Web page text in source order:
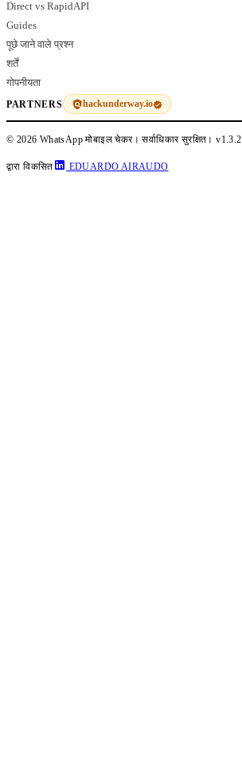
Direct vs RapidAPI
Guides
पूछे जाने वाले प्रश्न
शर्तें
गोपनीयता
PARTNERS hackunderway.io
© 2026 WhatsApp मोबाइल चेकर। सर्वाधिकार सुरक्षित।v1.3.2
द्वारा विकसित EDUARDO AIRAUDO